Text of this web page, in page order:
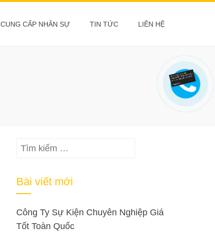
CUNG CẤP NHÂN SỰ TIN TỨC LIÊN HỆ
Tìm
Bài viết mới
Công Ty Sự Kiện Chuyên Nghiệp Giá
Tốt Toàn Quốc